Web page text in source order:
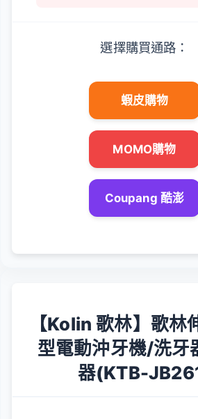
選擇購買通路：
蝦皮購物
MOMO購物
Coupang 酷澎
【Kolin 歌林】歌林
型電動沖牙機/洗牙
器(KTB-